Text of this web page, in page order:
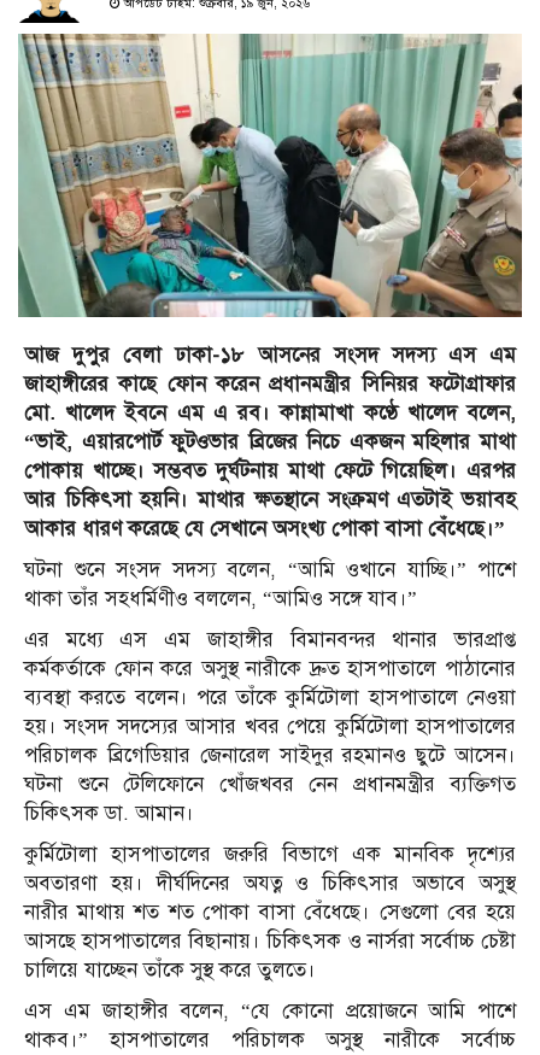
আপডেট টাইম: শুক্রবার, ১৯ জুন, ২০২৬
আজ দুপুর বেলা ঢাকা-১৮ আসনের সংসদ সদস্য এস এম
জাহাঙ্গীরের কাছে ফোন করেন প্রধানমন্ত্রীর সিনিয়র ফটোগ্রাফার
মো. খালেদ ইবনে এম এ রব। কান্নামাখা কণ্ঠে খালেদ বলেন,
“ভাই, এয়ারপোর্ট ফুটওভার ব্রিজের নিচে একজন মহিলার মাথা
পোকায় খাচ্ছে। সম্ভবত দুর্ঘটনায় মাথা ফেটে গিয়েছিল। এরপর
আর চিকিৎসা হয়নি। মাথার ক্ষতস্থানে সংক্রমণ এতটাই ভয়াবহ
আকার ধারণ করেছে যে সেখানে অসংখ্য পোকা বাসা বেঁধেছে।”
ঘটনা শুনে সংসদ সদস্য বলেন, “আমি ওখানে যাচ্ছি।” পাশে
থাকা তাঁর সহধর্মিণীও বললেন, “আমিও সঙ্গে যাব।”
এর মধ্যে এস এম জাহাঙ্গীর বিমানবন্দর থানার ভারপ্রাপ্ত
কর্মকর্তাকে ফোন করে অসুস্থ নারীকে দ্রুত হাসপাতালে পাঠানোর
ব্যবস্থা করতে বলেন। পরে তাঁকে কুর্মিটোলা হাসপাতালে নেওয়া
হয়। সংসদ সদস্যের আসার খবর পেয়ে কুর্মিটোলা হাসপাতালের
পরিচালক ব্রিগেডিয়ার জেনারেল সাইদুর রহমানও ছুটে আসেন।
ঘটনা শুনে টেলিফোনে খোঁজখবর নেন প্রধানমন্ত্রীর ব্যক্তিগত
চিকিৎসক ডা. আমান।
কুর্মিটোলা হাসপাতালের জরুরি বিভাগে এক মানবিক দৃশ্যের
অবতারণা হয়। দীর্ঘদিনের অযত্ন ও চিকিৎসার অভাবে অসুস্থ
নারীর মাথায় শত শত পোকা বাসা বেঁধেছে। সেগুলো বের হয়ে
আসছে হাসপাতালের বিছানায়। চিকিৎসক ও নার্সরা সর্বোচ্চ চেষ্টা
চালিয়ে যাচ্ছেন তাঁকে সুস্থ করে তুলতে।
এস এম জাহাঙ্গীর বলেন, “যে কোনো প্রয়োজনে আমি পাশে
থাকব।” হাসপাতালের পরিচালক অসুস্থ নারীকে সর্বোচ্চ